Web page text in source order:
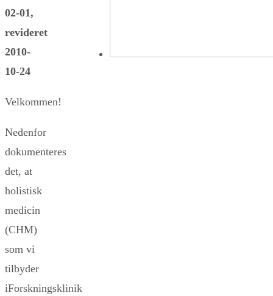
02-01,
revideret
2010-
10-24
Velkommen!
Nedenfor
dokumenteres
det, at
holistisk
medicin
(CHM)
som vi
tilbyder
iForskningsklinik